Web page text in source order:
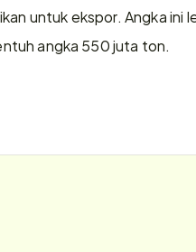
untuk ekspor. Angka ini
angka 550 juta ton.